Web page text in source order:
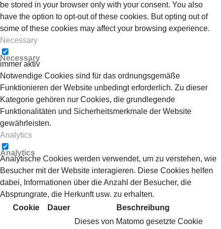
be stored in your browser only with your consent. You also
have the option to opt-out of these cookies. But opting out of
some of these cookies may affect your browsing experience.
Necessary
Necessary
immer aktiv
Notwendige Cookies sind für das ordnungsgemäße
Funktionieren der Website unbedingt erforderlich. Zu dieser
Kategorie gehören nur Cookies, die grundlegende
Funktionalitäten und Sicherheitsmerkmale der Website
gewährleisten.
Analytics
Analytics
Analytische Cookies werden verwendet, um zu verstehen, wie
Besucher mit der Website interagieren. Diese Cookies helfen
dabei, Informationen über die Anzahl der Besucher, die
Absprungrate, die Herkunft usw. zu erhalten.
Cookie
Dauer
Beschreibung
Dieses von Matomo gesetzte Cookie